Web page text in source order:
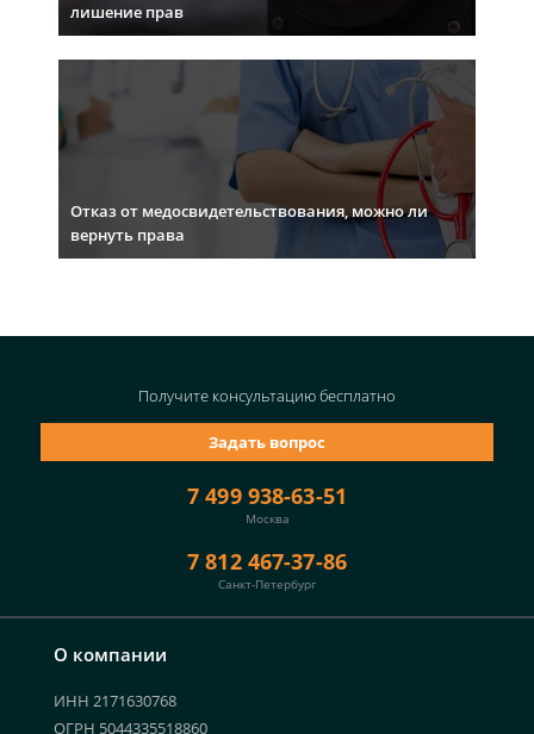
лишение прав
Отказ от медосвидетельствования, можно ли
вернуть права
О компании
ИНН 2171630768
ОГРН 5044335518860
7 499 938-63-51
Москва
7 812 467-37-86
Санкт-Петербург
Задать вопрос
Получите консультациюбесплатно